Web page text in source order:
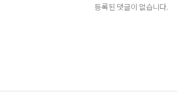
등록된 댓글이 없습니다.